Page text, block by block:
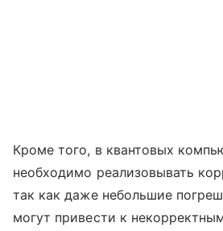
Кроме того, в квантовых
необходимо реализовывать
так как даже небольшие
могут привести к